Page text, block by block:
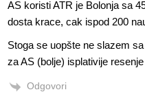
AS koristi ATR je Bolonja sa
dosta krace, cak ispod 200
Stoga se uopšte ne slazem
za AS (bolje) isplativije
Odgovori